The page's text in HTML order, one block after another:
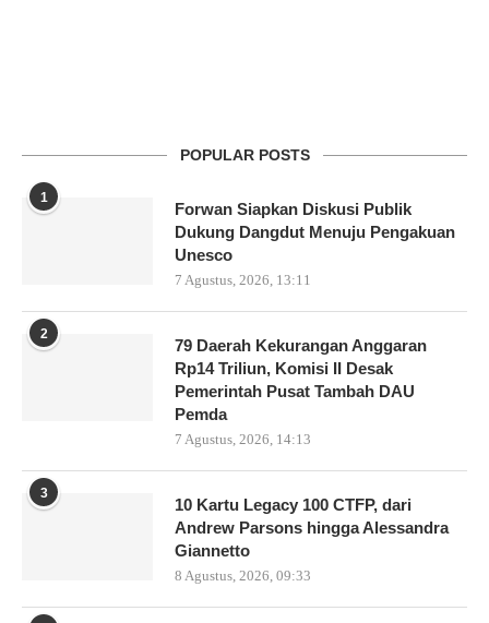
POPULAR POSTS
1
Forwan Siapkan Diskusi Publik
Dukung Dangdut Menuju Pengakuan
Unesco
7 Agustus, 2026, 13:11
2
79 Daerah Kekurangan Anggaran
Rp14 Triliun, Komisi II Desak
Pemerintah Pusat Tambah DAU
Pemda
7 Agustus, 2026, 14:13
3
10 Kartu Legacy 100 CTFP, dari
Andrew Parsons hingga Alessandra
Giannetto
8 Agustus, 2026, 09:33